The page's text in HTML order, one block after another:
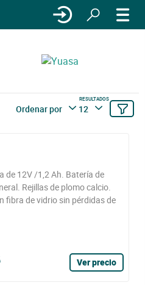
Ordenar por
RESULTADOS
12
de 12V /1,2 Ah. Batería de
Rejillas de plomo calcio.
fibra de vidrio sin pérdidas de
Ver precio